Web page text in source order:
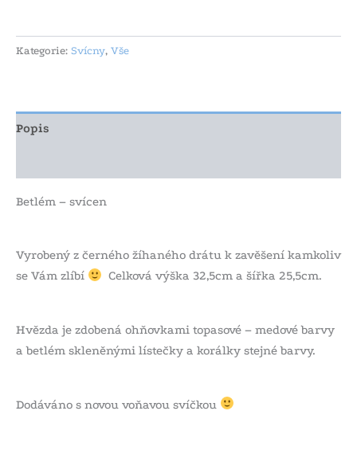
Kategorie: Svícny, Vše
Popis
Betlém – svícen
Vyrobený z černého žíhaného drátu k zavěšení kamkoliv
se Vám zlíbí
Celková výška 32,5cm a šířka 25,5cm.
Hvězda je zdobená ohňovkami topasové – medové barvy
a betlém skleněnými lístečky a korálky stejné barvy.
Dodáváno s novou voňavou svíčkou